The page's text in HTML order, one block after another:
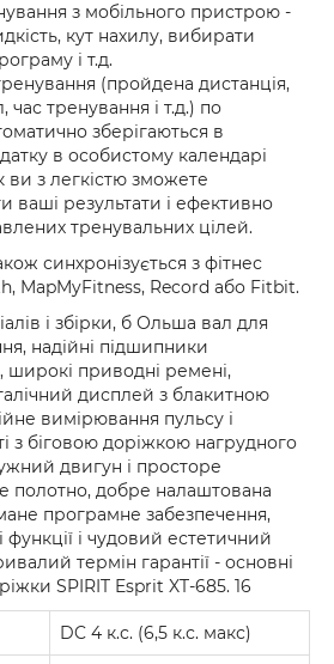
з мобільного пристрою -
кут нахилу, вибирати
і т.д.
(пройдена дистанція,
час тренування і т.д.) по
зберігаються в
в особистому календарі
ви з легкістю зможете
ваші результати і ефективно
тренувальних цілей.
синхронізується з фітнес
MapMyFitness, Record або Fitbit.
і збірки, б Ольша вал для
надійні підшипники
широкі приводні ремені,
дисплей з блакитною
вимірювання пульсу і
з біговою доріжкою нагрудного
двигун і просторе
полотно, добре налаштована
програмне забезпечення,
функції і чудовий естетичний
термін гарантії - основні
SPIRIT Esprit XT-685. 16
DC 4 к.с. (6,5 к.с. макс)